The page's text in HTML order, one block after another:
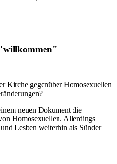
Kirche gegenüber Homosexuellen
neuen Dokument die
Homosexuellen. Allerdings
Lesben weiterhin als Sünder